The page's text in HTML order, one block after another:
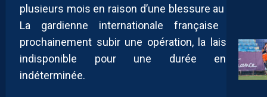
plusieurs mois en raison d’une blessure au dos.
La gardienne internationale française doit
prochainement subir une opération, la laissant
indisponible pour une durée encore
indéterminée.